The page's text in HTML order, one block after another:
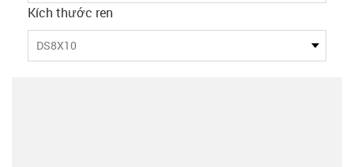
Kích thước ren
DS8X10